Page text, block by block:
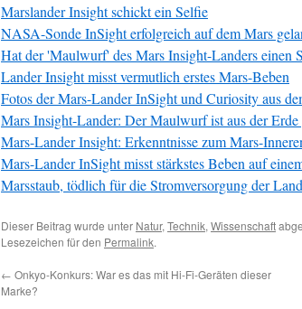
Marslander Insight schickt ein Selfie
NASA-Sonde InSight erfolgreich auf dem Mars
Hat der 'Maulwurf' des Mars Insight-Landers einen
Lander Insight misst vermutlich erstes Mars-Beben
Fotos der Mars-Lander InSight und Curiosity aus
Mars Insight-Lander: Der Maulwurf ist aus der
Mars-Lander Insight: Erkenntnisse zum Mars-
Mars-Lander InSight misst stärkstes Beben auf
Marsstaub, tödlich für die Stromversorgung der
Dieser Beitrag wurde unter Natur, Technik, Wissenschaft
Lesezeichen für den Permalink.
← Onkyo-Konkurs: War es das mit Hi-Fi-Geräten dieser
Marke?